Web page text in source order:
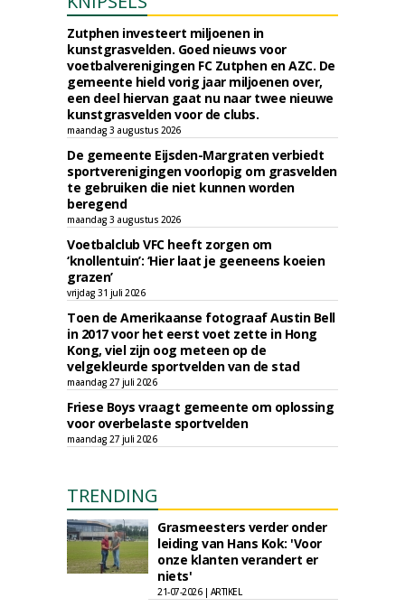
Zutphen investeert miljoenen in
kunstgrasvelden. Goed nieuws voor
voetbalverenigingen FC Zutphen en AZC. De
gemeente hield vorig jaar miljoenen over,
een deel hiervan gaat nu naar twee nieuwe
kunstgrasvelden voor de clubs.
maandag 3 augustus 2026
De gemeente Eijsden-Margraten verbiedt
sportverenigingen voorlopig om grasvelden
te gebruiken die niet kunnen worden
beregend
maandag 3 augustus 2026
Voetbalclub VFC heeft zorgen om
‘knollentuin’: ‘Hier laat je geeneens koeien
grazen’
vrijdag 31 juli 2026
Toen de Amerikaanse fotograaf Austin Bell
in 2017 voor het eerst voet zette in Hong
Kong, viel zijn oog meteen op de
velgekleurde sportvelden van de stad
maandag 27 juli 2026
Friese Boys vraagt gemeente om oplossing
voor overbelaste sportvelden
maandag 27 juli 2026
TRENDING
Grasmeesters verder onder
leiding van Hans Kok: 'Voor
onze klanten verandert er
niets'
21-07-2026 | ARTIKEL